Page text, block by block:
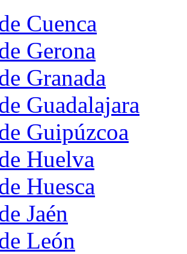
Cuenca
Gerona
Granada
Guadalajara
Guipúzcoa
Huelva
Huesca
Jaén
León